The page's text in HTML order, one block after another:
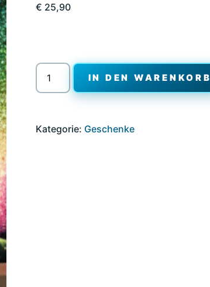
€ 25,90
LED-
Leuchtbild
„Bergzauber“
IN DEN WARENKORB
Kategorie: Geschenke